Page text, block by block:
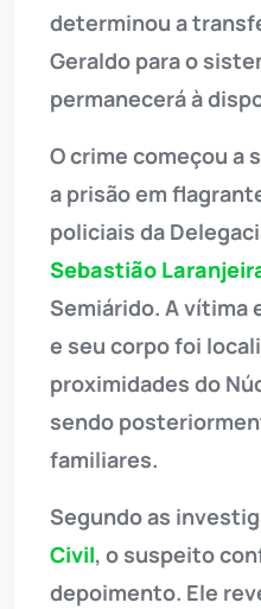
determinou a
Geraldo para o
permanecerá à
O crime começou a
a prisão em
policiais da
Sebastião
Semiárido. A vítima
e seu corpo foi
proximidades do
sendo
familiares.
Segundo as
Civil, o suspeito
depoimento. Ele